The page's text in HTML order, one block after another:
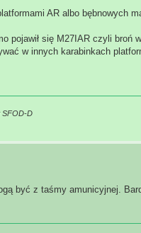
AR albo bębnowych
pojawił się M27IAR czyli broń
w innych karabinkach
SFOD-D
być z taśmy amunicyjnej.